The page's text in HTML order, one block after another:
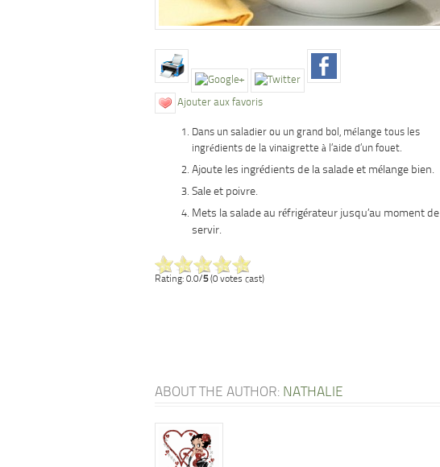
Ajouter aux favoris
Dans un saladier ou un grand bol, mélange tous les
ingrédients de la vinaigrette à l’aide d’un fouet.
Ajoute les ingrédients de la salade et mélange bien.
Sale et poivre.
Mets la salade au réfrigérateur jusqu’au moment de
servir.
Rating: 0.0/5(0 votes cast)
ABOUT THE AUTHOR: NATHALIE